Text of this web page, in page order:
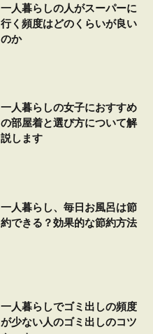
一人暮らしの人がスーパーに
行く頻度はどのくらいが良い
のか
一人暮らしの女子におすすめ
の部屋着と選び方について解
説します
一人暮らし、毎日お風呂は節
約できる？効果的な節約方法
一人暮らしでゴミ出しの頻度
が少ない人のゴミ出しのコツ